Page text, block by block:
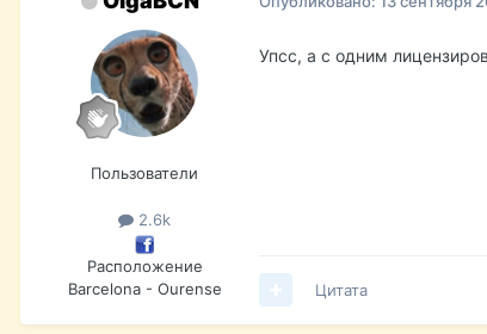
Пользователи
2.6k
Расположение
Barcelona - Ourense
Упсс, а с одним
Цитата